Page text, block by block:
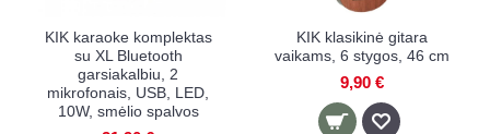
KIK karaoke komplektas
su XL Bluetooth
garsiakalbiu, 2
mikrofonais, USB, LED,
10W, smėlio spalvos
KIK klasikinė gitara
vaikams, 6 stygos, 46 cm
9,90 €